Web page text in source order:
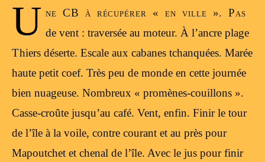
U ne CB à récupérer « en ville ». Pas
de vent : traversée au moteur. À l’ancre plage
Thiers déserte. Escale aux cabanes tchanquées. Marée
haute petit coef. Très peu de monde en cette journée
bien nuageuse. Nombreux « promènes-couillons ».
Casse-croûte jusqu’au café. Vent, enfin. Finir le tour
de l’île à la voile, contre courant et au près pour
Mapoutchet et chenal de l’île. Avec le jus pour finir